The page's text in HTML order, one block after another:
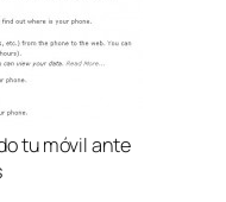
tu móvil ante